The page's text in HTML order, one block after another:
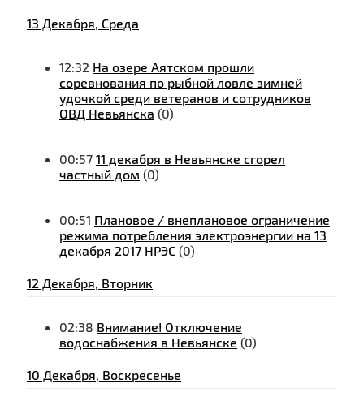
13 Декабря, Среда
12:32 На озере Аятском прошли
соревнования по рыбной ловле зимней
удочкой среди ветеранов и сотрудников
ОВД Невьянска (0)
00:57 11 декабря в Невьянске сгорел
частный дом (0)
00:51 Плановое / внеплановое ограничение
режима потребления электроэнергии на 13
декабря 2017 НРЭС (0)
12 Декабря, Вторник
02:38 Внимание! Отключение
водоснабжения в Невьянске (0)
10 Декабря, Воскресенье